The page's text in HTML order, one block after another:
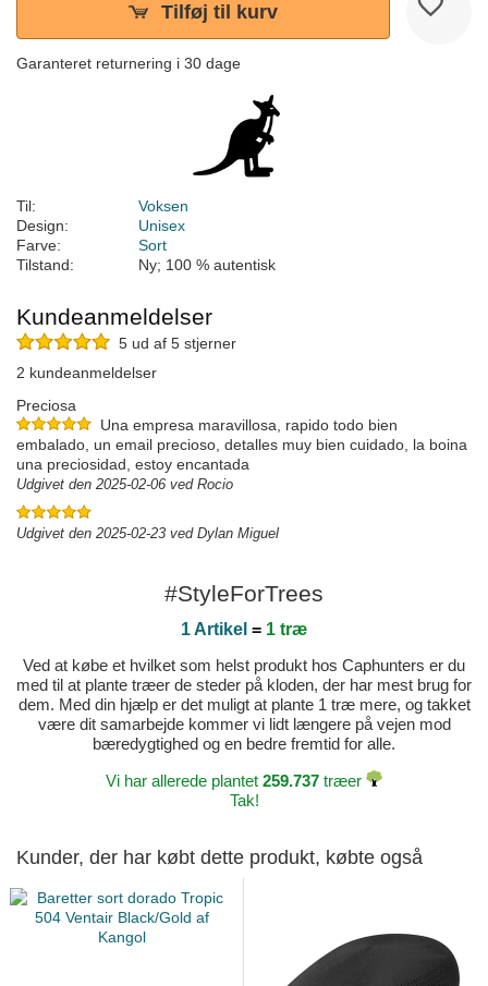
Tilføj til kurv
Garanteret returnering i 30 dage
Til:
Voksen
Design:
Unisex
Farve:
Sort
Tilstand:
Ny; 100 % autentisk
Kundeanmeldelser
5 ud af 5 stjerner
2 kundeanmeldelser
Preciosa
Una empresa maravillosa, rapido todo bien
embalado, un email precioso, detalles muy bien cuidado, la boina
una preciosidad, estoy encantada
Udgivet den 2025-02-06 ved Rocio
Udgivet den 2025-02-23 ved Dylan Miguel
#StyleForTrees
1 Artikel = 1 træ
Ved at købe et hvilket som helst produkt hos Caphunters er du
med til at plante træer de steder på kloden, der har mest brug for
dem. Med din hjælp er det muligt at plante 1 træ mere, og takket
være dit samarbejde kommer vi lidt længere på vejen mod
bæredygtighed og en bedre fremtid for alle.
Vi har allerede plantet 259.737 træer
Tak!
Kunder, der har købt dette produkt, købte også